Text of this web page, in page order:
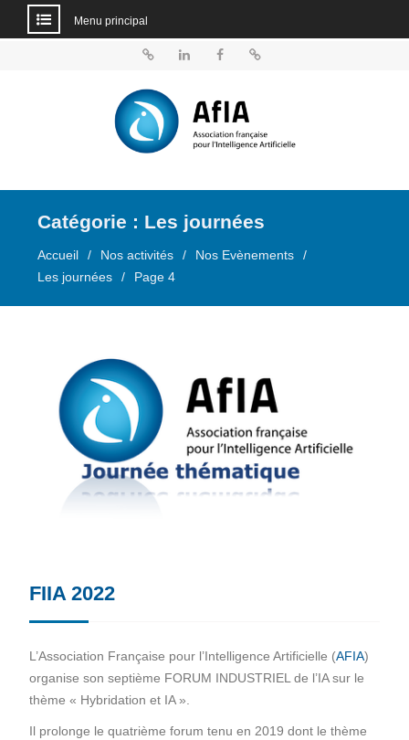
Menu principal
Catégorie : Les journées
Accueil Nos activités
Nos Evènements
Les journées
Page 4
FIIA 2022
L’Association Française pour l’Intelligence Artificielle (AFIA)
organise son septième FORUM INDUSTRIEL de l’IA sur le
thème « Hybridation et IA ».
Il prolonge le quatrième forum tenu en 2019 dont le thème